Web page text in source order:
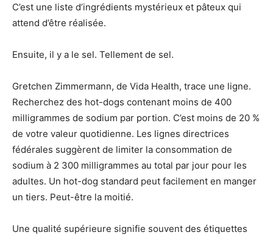
C’est une liste d’ingrédients mystérieux et pâteux qui
attend d’être réalisée.
Ensuite, il y a le sel. Tellement de sel.
Gretchen Zimmermann, de Vida Health, trace une ligne.
Recherchez des hot-dogs contenant moins de 400
milligrammes de sodium par portion. C’est moins de 20 %
de votre valeur quotidienne. Les lignes directrices
fédérales suggèrent de limiter la consommation de
sodium à 2 300 milligrammes au total par jour pour les
adultes. Un hot-dog standard peut facilement en manger
un tiers. Peut-être la moitié.
Une qualité supérieure signifie souvent des étiquettes